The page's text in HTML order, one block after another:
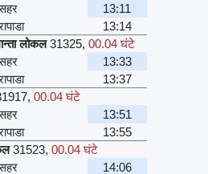
13:11
13:14
लोकल 31325, 00.04 घंटे
13:33
13:37
, 00.04 घंटे
13:51
13:55
31523, 00.04 घंटे
14:06